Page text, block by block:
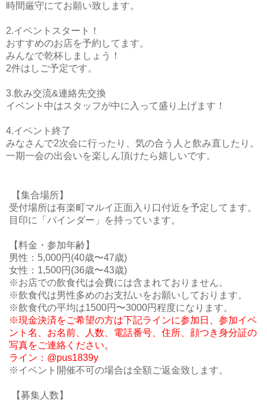
時間厳守にてお願い致します。
2.イベントスタート！
おすすめのお店を予約してます。
みんなで乾杯しましょう！
2件はしご予定です。
3.飲み交流&連絡先交換
イベント中はスタッフが中に入って盛り上げます！
4.イベント終了
みなさんで2次会に行ったり、気の合う人と飲み直したり。
一期一会の出会いを楽しん頂けたら嬉しいです。
【集合場所】
受付場所は有楽町マルイ正面入り口付近を予定してます。
目印に「バインダー」を持っています。
【料金・参加年齢】
男性：5,000円(40歳〜47歳)
女性：1,500円 (36歳〜43歳)
※お店での飲食代は会費には含まれておりません。
※飲食代は男性多めのお支払いをお願いしております。
※飲食代の平均は1500円〜3000円程度になります。
※現金決済をご希望の方は下記ラインに参加日、参加イベ
ント名、お名前、人数、電話番号、住所、顔つき身分証の
写真をご連絡ください。
ライン：@pus1839y
※イベント開催不可の場合は全額ご返金致します。
【募集人数】